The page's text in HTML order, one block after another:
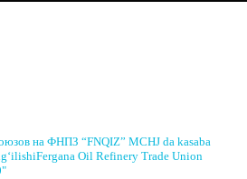
на ФНПЗ “FNQIZ” MCHJ da kasaba
Fergana Oil Refinery Trade Union